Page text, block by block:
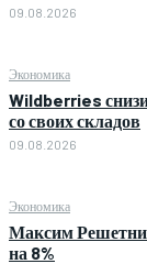
09.08.2026
Экономика
Wildberries
со своих складов
09.08.2026
Экономика
Максим
на 8%